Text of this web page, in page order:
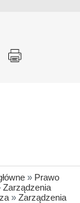
» Prawo
Zarządzenia
» Zarządzenia